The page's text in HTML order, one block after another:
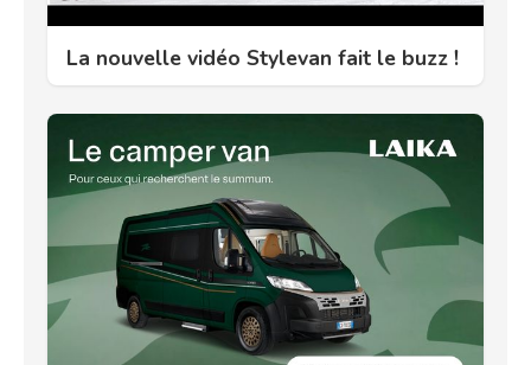
La nouvelle vidéo Stylevan fait le buzz !